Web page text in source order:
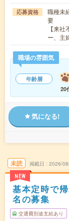
応募資格
職種未
要
【来
ー、主
職場の雰囲気
年齢層
20
気になる!
未読
NEW
掲載日 2026/
基本定時で
名の募集
交通費別途支給あり